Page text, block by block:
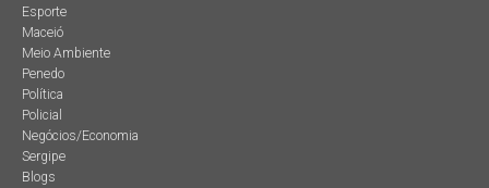
Esporte
Maceió
Meio Ambiente
Penedo
Política
Policial
Negócios/Economia
Sergipe
Blogs